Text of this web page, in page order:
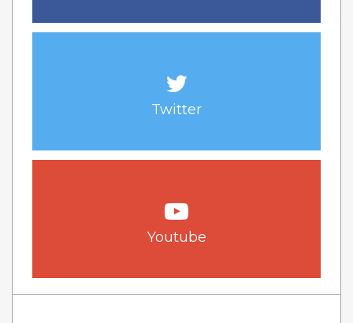
Twitter
Youtube